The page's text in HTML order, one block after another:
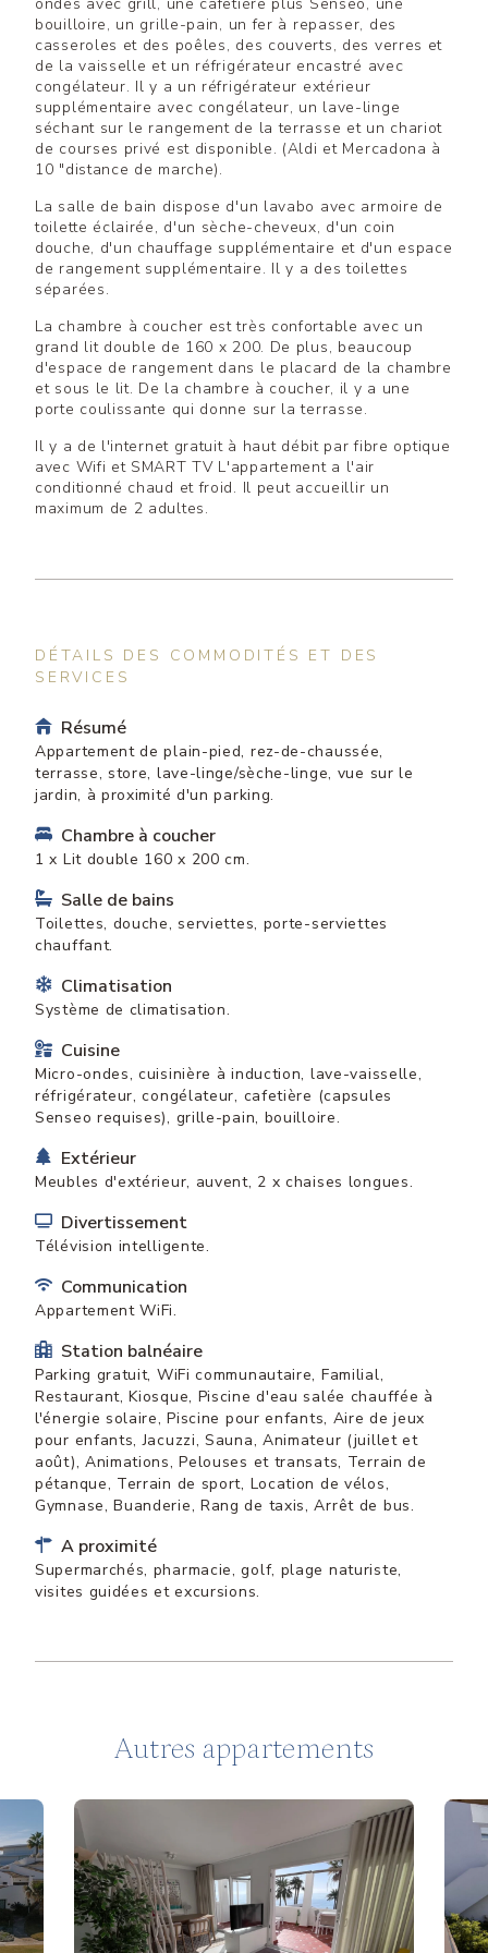
bouilloire, un grille-pain, un fer à repasser, des
casseroles et des poêles, des couverts, des verres et
de la vaisselle et un réfrigérateur encastré avec
congélateur. Il y a un réfrigérateur extérieur
supplémentaire avec congélateur, un lave-linge
séchant sur le rangement de la terrasse et un chariot
de courses privé est disponible. (Aldi et Mercadona à
10 "distance de marche).
La salle de bain dispose d'un lavabo avec armoire de
toilette éclairée, d'un sèche-cheveux, d'un coin
douche, d'un chauffage supplémentaire et d'un espace
de rangement supplémentaire. Il y a des toilettes
séparées.
La chambre à coucher est très confortable avec un
grand lit double de 160 x 200. De plus, beaucoup
d'espace de rangement dans le placard de la chambre
et sous le lit. De la chambre à coucher, il y a une
porte coulissante qui donne sur la terrasse.
Il y a de l'internet gratuit à haut débit par fibre optique
avec Wifi et SMART TV L'appartement a l'air
conditionné chaud et froid. Il peut accueillir un
maximum de 2 adultes.
DÉTAILS DES COMMODITÉS ET DES
SERVICES
Résumé
Appartement de plain-pied, rez-de-chaussée,
terrasse, store, lave-linge/sèche-linge, vue sur le
jardin, à proximité d'un parking.
Chambre à coucher
1 x Lit double 160 x 200 cm.
Salle de bains
Toilettes, douche, serviettes, porte-serviettes
chauffant.
Climatisation
Système de climatisation.
Cuisine
Micro-ondes, cuisinière à induction, lave-vaisselle,
réfrigérateur, congélateur, cafetière (capsules
Senseo requises), grille-pain, bouilloire.
Extérieur
Meubles d'extérieur, auvent, 2 x chaises longues.
Divertissement
Télévision intelligente.
Communication
Appartement WiFi.
Station balnéaire
Parking gratuit, WiFi communautaire, Familial,
Restaurant, Kiosque, Piscine d'eau salée chauffée à
l'énergie solaire, Piscine pour enfants, Aire de jeux
pour enfants, Jacuzzi, Sauna, Animateur (juillet et
août), Animations, Pelouses et transats, Terrain de
pétanque, Terrain de sport, Location de vélos,
Gymnase, Buanderie, Rang de taxis, Arrêt de bus.
A proximité
Supermarchés, pharmacie, golf, plage naturiste,
visites guidées et excursions.
Autres appartements